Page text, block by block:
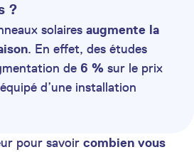
?
solaires augmente la
. En effet, des études
de 6 % sur le prix
d’une installation
pour savoir combien vous